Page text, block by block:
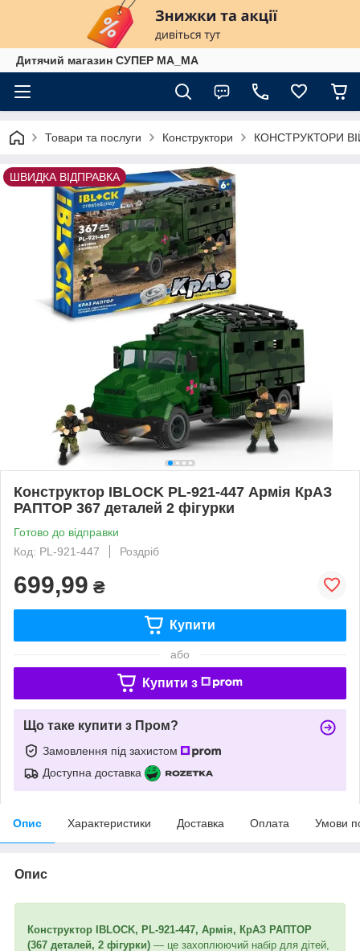
Дитячий магазин СУПЕР МА_МА
Товари та послуги Конструктори КОНСТРУКТОРИ
ШВИДКА ВІДПРАВКА
Конструктор IBLOCK PL-921-447 Армія КрАЗ
РАПТОР 367 деталей 2 фігурки
Готово до відправки
Код: PL-921-447
Роздріб
699,99 ₴
Купити
або
Купити з
Що таке купити з Пром?
Замовлення під захистом
Доступна доставка
Опис Характеристики Доставка Оплата Умови
Опис
Конструктор IBLOCK, PL-921-447, Армія, КрАЗ РАПТОР
(367 деталей, 2 фігурки) — це захоплюючий набір для дітей,